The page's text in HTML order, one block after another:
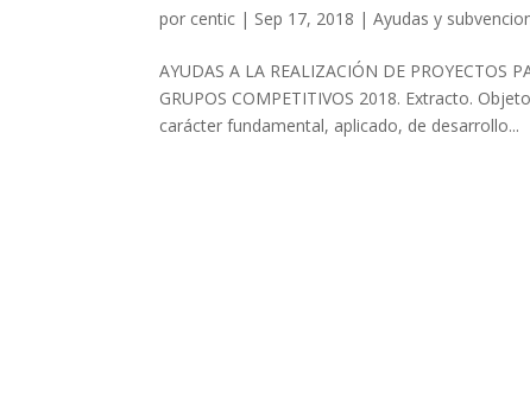
por centic | Sep 17, 2018 |Ayudas y
AYUDAS A LA REALIZACIÓN DE PROYECTOS
GRUPOS COMPETITIVOS 2018. Extracto.
carácter fundamental, aplicado, de desarrollo...